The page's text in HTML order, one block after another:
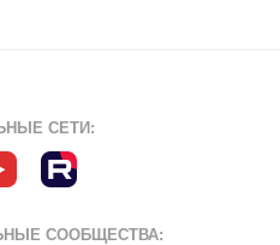
СЕТИ:
СООБЩЕСТВА: